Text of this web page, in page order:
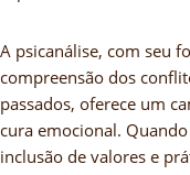
A psicanálise, com seu
compreensão dos
passados, oferece um
cura emocional.
inclusão de valores e